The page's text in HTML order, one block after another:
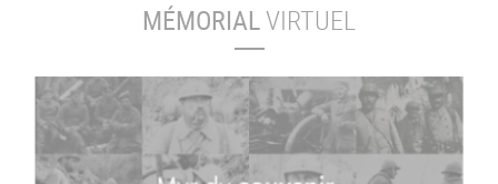
MÉMORIALVIRTUEL